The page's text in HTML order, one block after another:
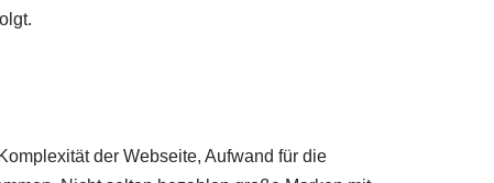
der Webseite, Aufwand für die